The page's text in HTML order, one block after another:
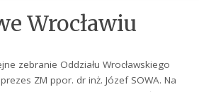
Wrocławiu
zebranie Oddziału Wrocławskiego
ZM ppor. dr inż. Józef SOWA. Na